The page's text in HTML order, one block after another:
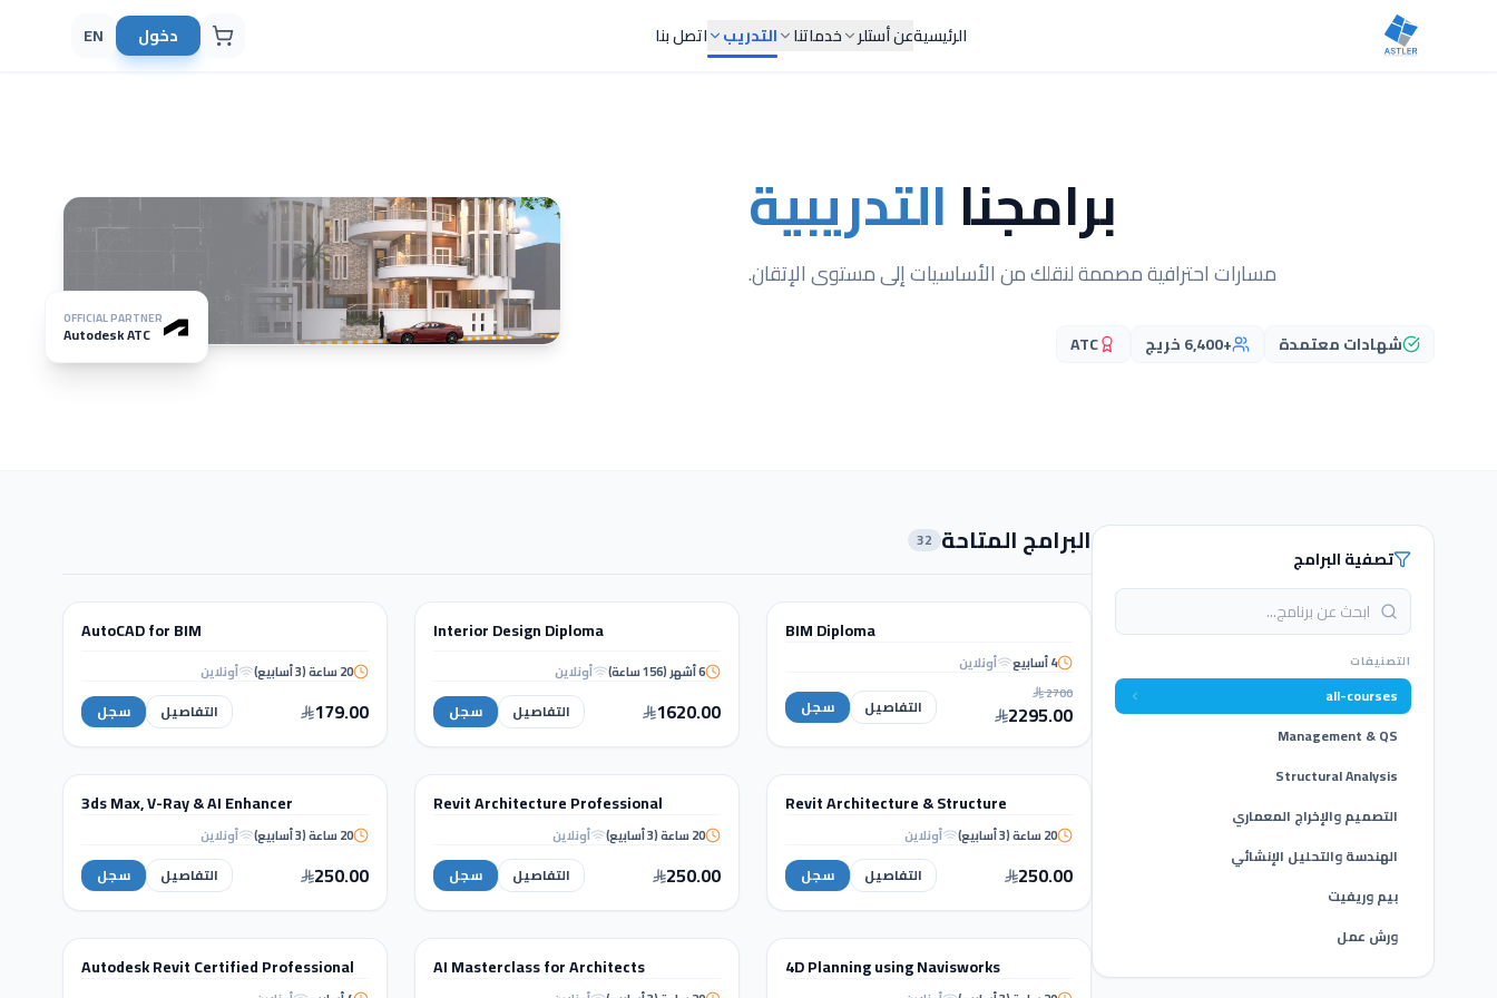
الرئيسيةعن أستلر خدماتنا التدريب اتصل بنا دخول EN
برامجنا التدريبية
مسارات احترافية مصممة لنقلك من الأساسيات إلى مستوى الإتقان.
شهادات معتمدة +6,400 خريج ATC
OFFICIAL PARTNER
Autodesk ATC
تصفية البرامج
التصنيفات
all-courses
Management & QS
Structural Analysis
التصميم والإخراج المعماري
الهندسة والتحليل الإنشائي
بيم وريفيت
ورش عمل
البرامج المتاحة 32
BIM
Diploma
BIM Diploma
4 أسابيع أونلاين
2700
2295.00 التفاصيل سجل
Interior Design
Interior Design Diploma
6 أشهر (156 ساعة) أونلاين
1620.00 التفاصيل سجل
AutoCAD for
AutoCAD for BIM
20 ساعة (3 أسابيع) أونلاين
179.00 التفاصيل سجل
Revit Architecture &
Structure
دورة تدريبية
BIM & REVIT
Revit Architecture & Structure
20 ساعة (3 أسابيع) أونلاين
250.00 التفاصيل سجل
Revit Architecture
Professional
دورة تدريبية
BIM & REVIT
Revit Architecture Professional
20 ساعة (3 أسابيع) أونلاين
250.00 التفاصيل سجل
3ds Max, V-Ray & AI
دورة تدريبية
التصميم الداخلي والإظهار المعماري
3ds Max, V-Ray & AI Enhancer
20 ساعة (3 أسابيع) أونلاين
250.00 التفاصيل سجل
دورة تدريبية
الهندسة والتحليل الإنشائي
4D Planning using Navisworks دورة تدريبية
التصميم الداخلي والإظهار المعماري
AI Masterclass for Architects ورشة عمل
WORKSHOPS
Autodesk Revit Certified Professional